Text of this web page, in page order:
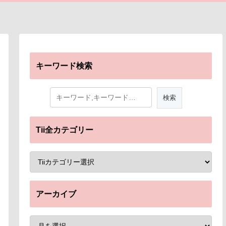
キーワード検索
Tii全カテゴリー
アーカイブ